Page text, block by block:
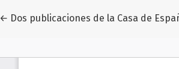
← Volver a los detalles del artículo
Dos publicaciones de la Casa de